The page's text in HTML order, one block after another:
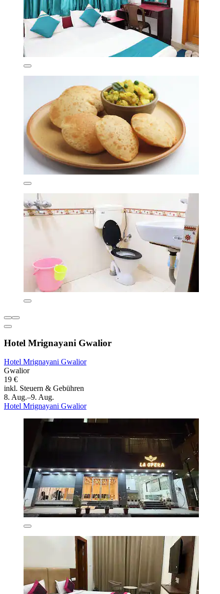
Hotel Mrignayani Gwalior
Hotel Mrignayani Gwalior
Gwalior
19 €
inkl. Steuern & Gebühren
8. Aug.–9. Aug.
Hotel Mrignayani Gwalior